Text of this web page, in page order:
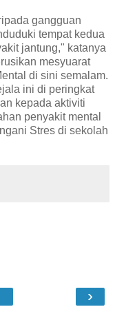
gangguan
tempat kedua
jantung," katanya
mesyuarat
di sini semalam.
ini di peringkat
kepada aktiviti
penyakit mental
Stres di sekolah
›